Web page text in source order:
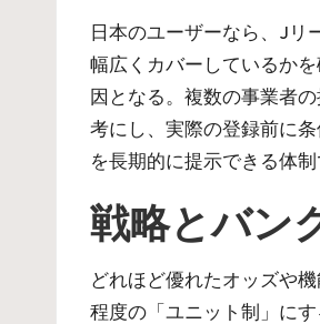
日本のユーザーなら、Jリ
幅広くカバーしているか
因となる。複数の事業者
考にし、実際の登録前に
を長期的に提示できる体制
戦略とバン
どれほど優れたオッズや
程度の「ユニット制」に